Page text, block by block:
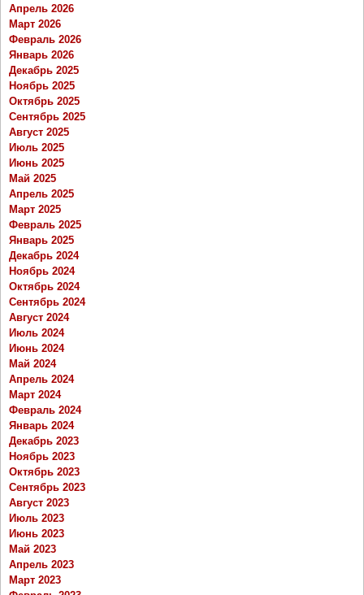
Апрель 2026
Март 2026
Февраль 2026
Январь 2026
Декабрь 2025
Ноябрь 2025
Октябрь 2025
Сентябрь 2025
Август 2025
Июль 2025
Июнь 2025
Май 2025
Апрель 2025
Март 2025
Февраль 2025
Январь 2025
Декабрь 2024
Ноябрь 2024
Октябрь 2024
Сентябрь 2024
Август 2024
Июль 2024
Июнь 2024
Май 2024
Апрель 2024
Март 2024
Февраль 2024
Январь 2024
Декабрь 2023
Ноябрь 2023
Октябрь 2023
Сентябрь 2023
Август 2023
Июль 2023
Июнь 2023
Май 2023
Апрель 2023
Март 2023